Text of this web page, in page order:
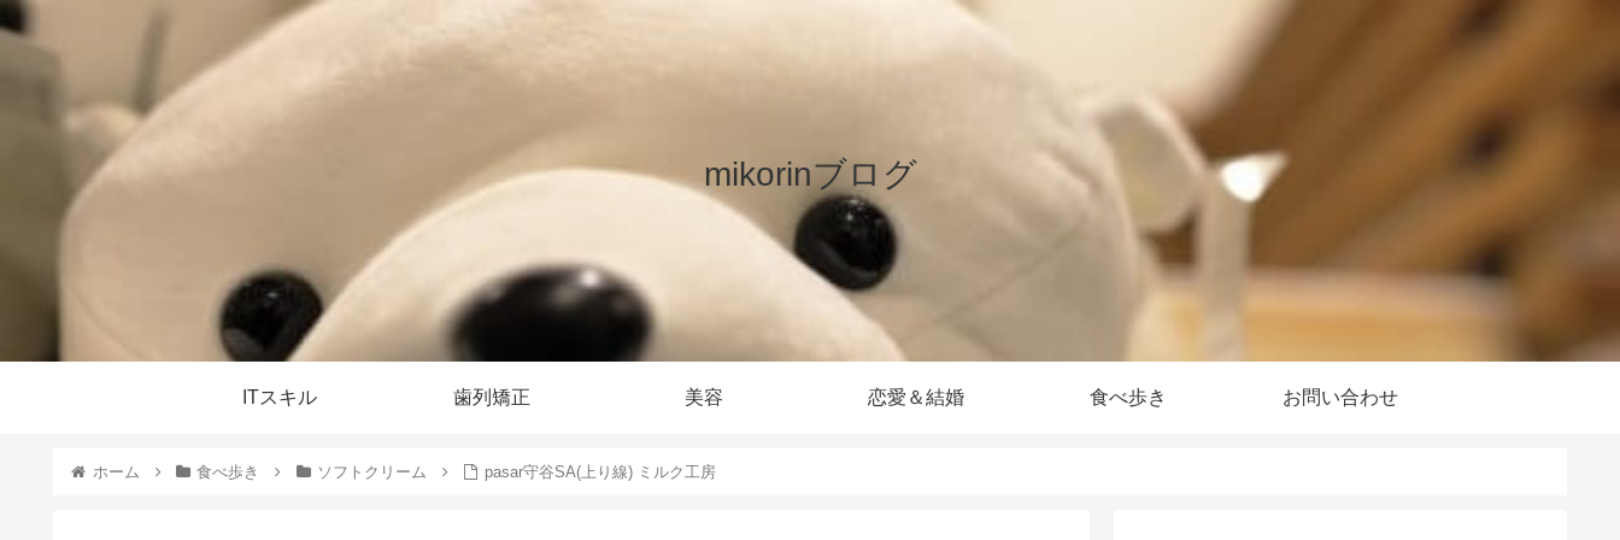
mikorinブログ
ITスキル 歯列矯正 美容 恋愛＆結婚 食べ歩き お問い合わせ
ホーム 食べ歩き ソフトクリーム pasar守谷SA(上り線) ミルク工房